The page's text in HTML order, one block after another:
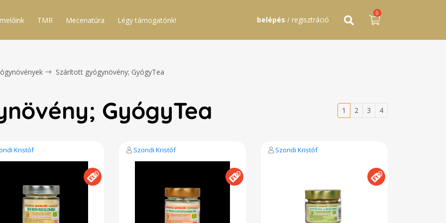
TMR Mecenatúra Légy támogatónk! belépés / regisztráció
0
Szárított gyógynövény; GyógyTea
GyógyTea 1 2 3 4
Kristóf Szondi Kristóf Szondi Kristóf